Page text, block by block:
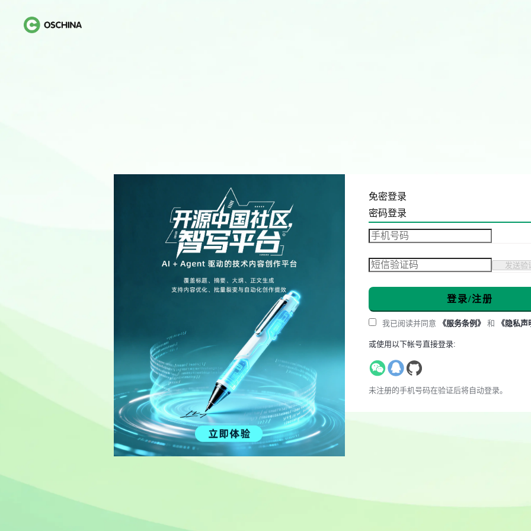
免密登录
密码登录
发送验
登录/注册
我已阅读并同意 《服务条例》 和 《隐私声
或使用以下帐号直接登录:
未注册的手机号码在验证后将自动登录。